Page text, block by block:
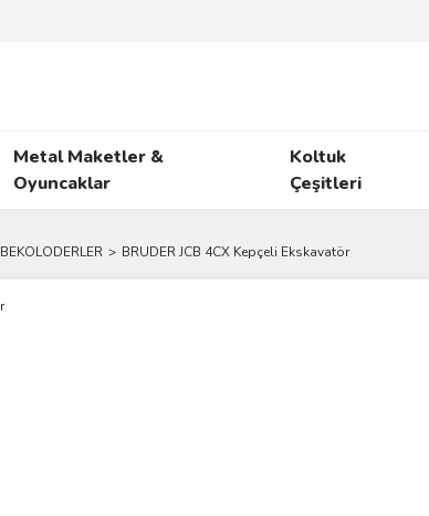
Metal Maketler &
Oyuncaklar
Koltuk
Çeşitleri
BEKOLODERLER BRUDER JCB 4CX Kepçeli Ekskavatör